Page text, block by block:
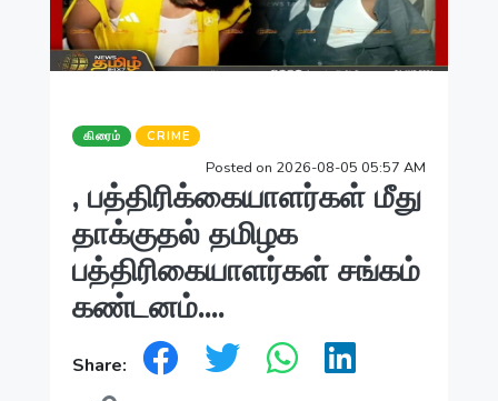
கிரைம் CRIME
Posted on 2026-08-05 05:57 AM
, பத்திரிக்கையாளர்கள் மீது
தாக்குதல் தமிழக
பத்திரிகையாளர்கள் சங்கம்
கண்டனம்....
Share: